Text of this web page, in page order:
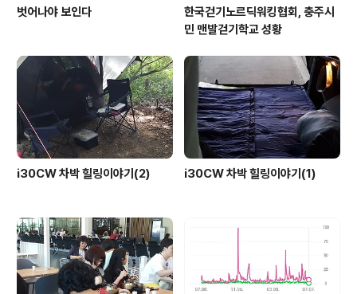
벗어나야 보인다
한국걷기노르딕워킹협회, 충주시
민 맨발걷기학교 성황
i30CW 차박 힐링이야기(2) i30CW 차박 힐링이야기(1)